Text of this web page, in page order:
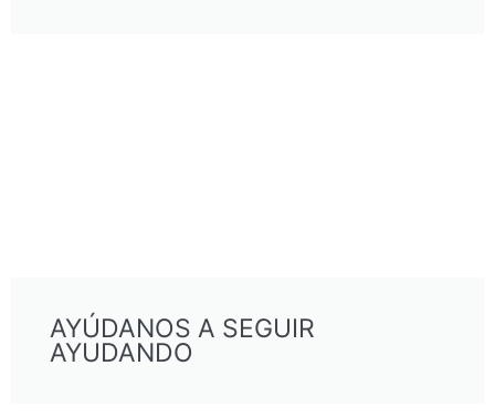
AYÚDANOS A SEGUIR
AYUDANDO